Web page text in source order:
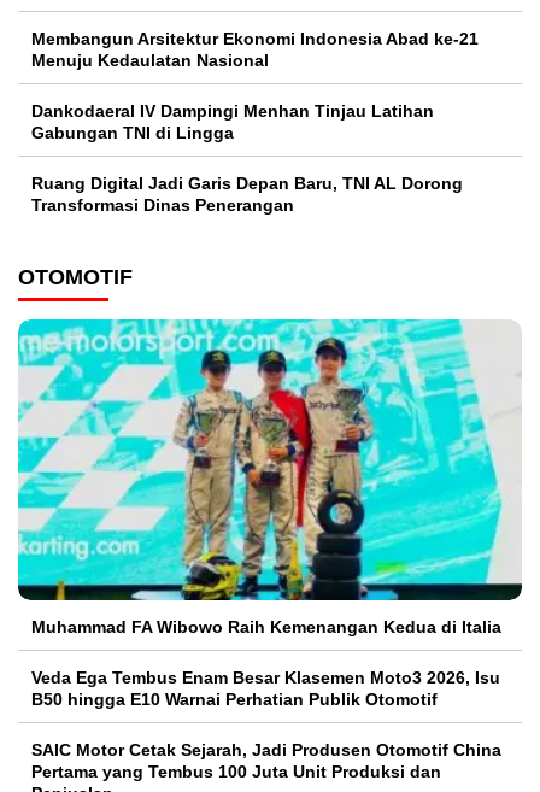
Membangun Arsitektur Ekonomi Indonesia Abad ke-21
Menuju Kedaulatan Nasional
Dankodaeral IV Dampingi Menhan Tinjau Latihan
Gabungan TNI di Lingga
Ruang Digital Jadi Garis Depan Baru, TNI AL Dorong
Transformasi Dinas Penerangan
OTOMOTIF
Muhammad FA Wibowo Raih Kemenangan Kedua di Italia
Veda Ega Tembus Enam Besar Klasemen Moto3 2026, Isu
B50 hingga E10 Warnai Perhatian Publik Otomotif
SAIC Motor Cetak Sejarah, Jadi Produsen Otomotif China
Pertama yang Tembus 100 Juta Unit Produksi dan